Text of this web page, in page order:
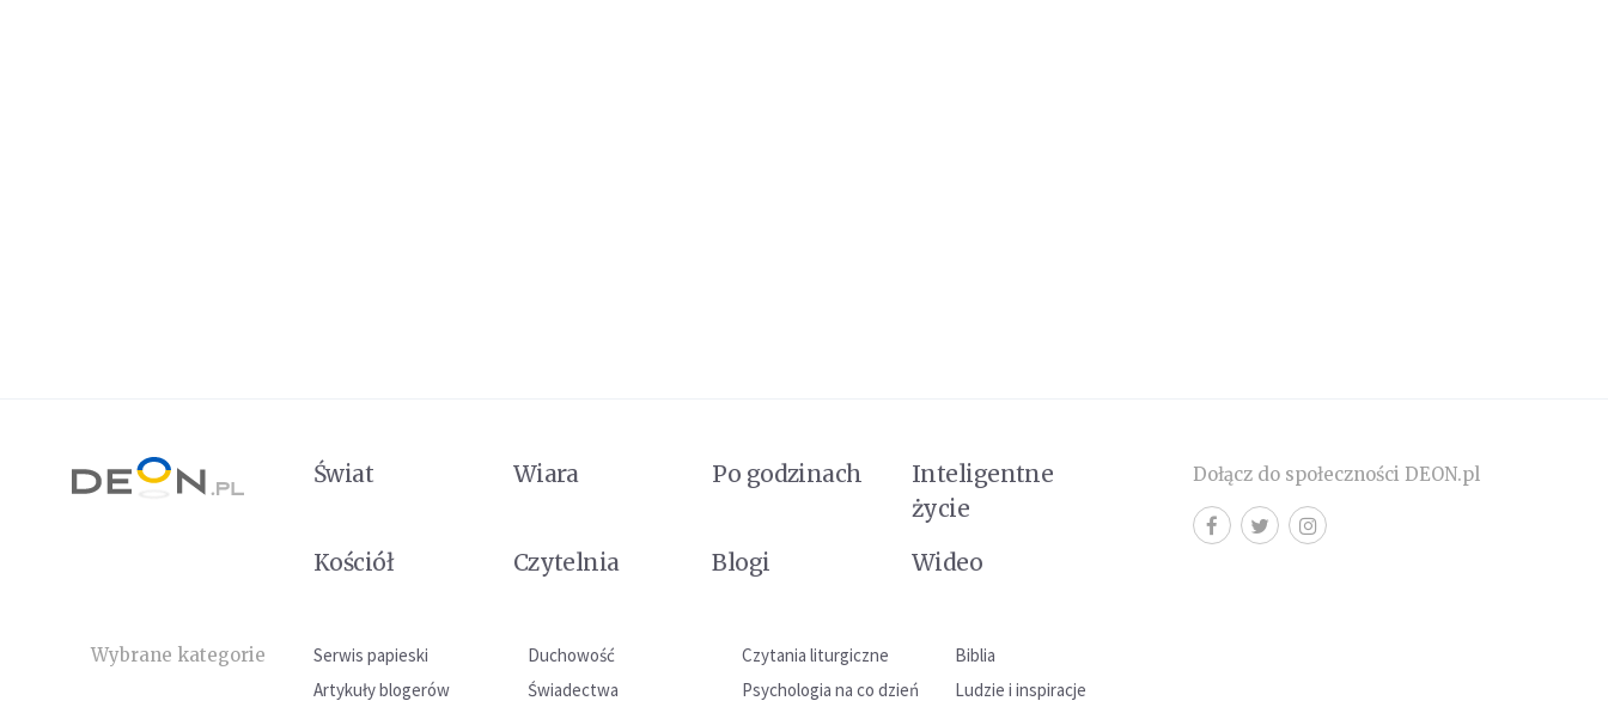
Świat Wiara Po godzinach
Inteligentne
życie
Kościół
Czytelnia Blogi Wideo
Wybrane kategorie Serwis papieski Duchowość Czytania liturgiczne
Biblia
Artykuły blogerów
Świadectwa Psychologia na co dzień Ludzie i inspiracje
Dołącz do społeczności DEON.pl